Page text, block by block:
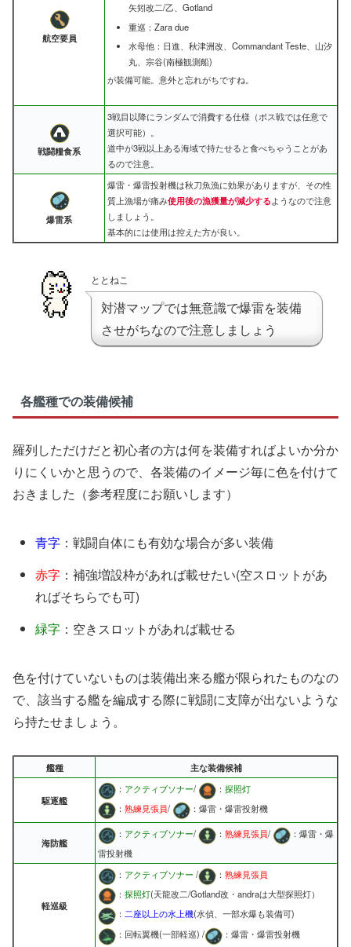
航空要員
矢矧改二/乙、Gotland
重巡：Zara due
水母他：日進、秋津洲改、Commandant Teste、山汐
丸、宗谷(南極観測船)
が装備可能。意外と忘れがちですね。
戦闘糧食系
3戦目以降にランダムで消費する仕様（ボス戦では任意で
選択可能）。
道中が3戦以上ある海域で持たせると食べちゃうことがあ
るので注意。
爆雷系
爆雷・爆雷投射機は秋刀魚漁に効果がありますが、その性
質上漁場が痛み使用後の漁獲量が減少するようなので注意
しましょう。
基本的には使用は控えた方が良い。
ととねこ
対潜マップでは無意識で爆雷を装備
させがちなので注意しましょう
各艦種での装備候補
羅列しただけだと初心者の方は何を装備すればよいか分か
りにくいかと思うので、各装備のイメージ毎に色を付けて
おきました（参考程度にお願いします）
青字 ：戦闘自体にも有効な場合が多い装備
赤字 ：補強増設枠があれば載せたい(空スロットがあ
ればそちらでも可)
緑字 ：空きスロットがあれば載せる
色を付けていないものは装備出来る艦が限られたものなの
で、該当する艦を編成する際に戦闘に支障が出ないような
ら持たせましょう。
艦種 主な装備候補
駆逐艦
： アクティブソナー/ ： 探照灯
： 熟練見張員/ ：爆雷・爆雷投射機
海防艦
： アクティブソナー/ ： 熟練見張員/
：爆雷・爆
雷投射機
軽巡級
： アクティブソナー / ： 熟練見張員
： 探照灯(天龍改二/Gotland改・andraは大型探照灯）
： 二座以上の水上機(水偵、一部水爆も装備可)
：回転翼機(一部軽巡) /
：爆雷・爆雷投射機